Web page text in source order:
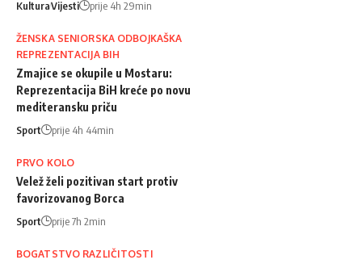
KulturaVijesti prije 4h 29min
ŽENSKA SENIORSKA ODBOJKAŠKA
REPREZENTACIJA BIH
Zmajice se okupile u Mostaru:
Reprezentacija BiH kreće po novu
mediteransku priču
Sport prije 4h 44min
PRVO KOLO
Velež želi pozitivan start protiv
favorizovanog Borca
Sport prije 7h 2min
BOGATSTVO RAZLIČITOSTI